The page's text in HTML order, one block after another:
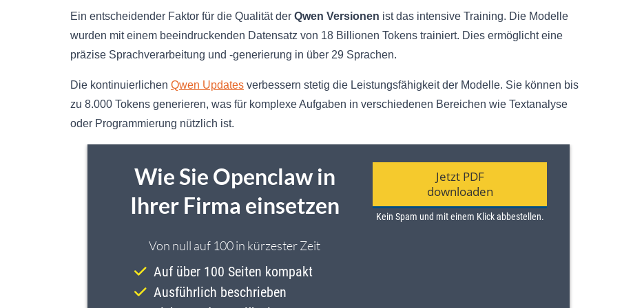
Ein entscheidender Faktor für die Qualität der Qwen Versionen ist das intensive Training. Die Modelle
wurden mit einem beeindruckenden Datensatz von 18 Billionen Tokens trainiert. Dies ermöglicht eine
präzise Sprachverarbeitung und -generierung in über 29 Sprachen.
Die kontinuierlichen Qwen Updates verbessern stetig die Leistungsfähigkeit der Modelle. Sie können bis
zu 8.000 Tokens generieren, was für komplexe Aufgaben in verschiedenen Bereichen wie Textanalyse
oder Programmierung nützlich ist.